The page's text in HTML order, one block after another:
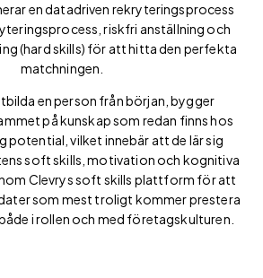
en datadriven rekryteringsprocess
riskfri anställning och
(hard skills) för att hitta den perfekta
matchningen.
en person från början, bygger
på kunskap som redan finns hos
potential, vilket innebär att de lär sig
soft skills, motivation och kognitiva
Clevrys soft skills plattform för att
som mest troligt kommer prestera
i rollen och med företagskulturen.